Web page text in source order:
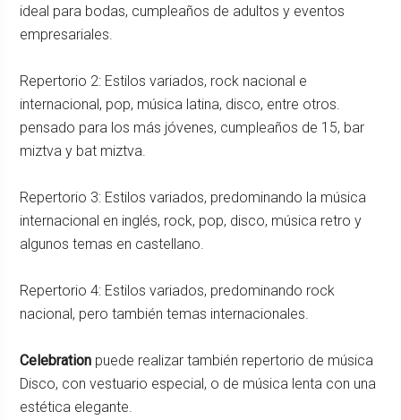
ideal para bodas, cumpleaños de adultos y eventos
empresariales.
Repertorio 2: Estilos variados, rock nacional e
internacional, pop, música latina, disco, entre otros.
pensado para los más jóvenes, cumpleaños de 15, bar
miztva y bat miztva.
Repertorio 3: Estilos variados, predominando la música
internacional en inglés, rock, pop, disco, música retro y
algunos temas en castellano.
Repertorio 4: Estilos variados, predominando rock
nacional, pero también temas internacionales.
Celebration puede realizar también repertorio de música
Disco, con vestuario especial, o de música lenta con una
estética elegante.